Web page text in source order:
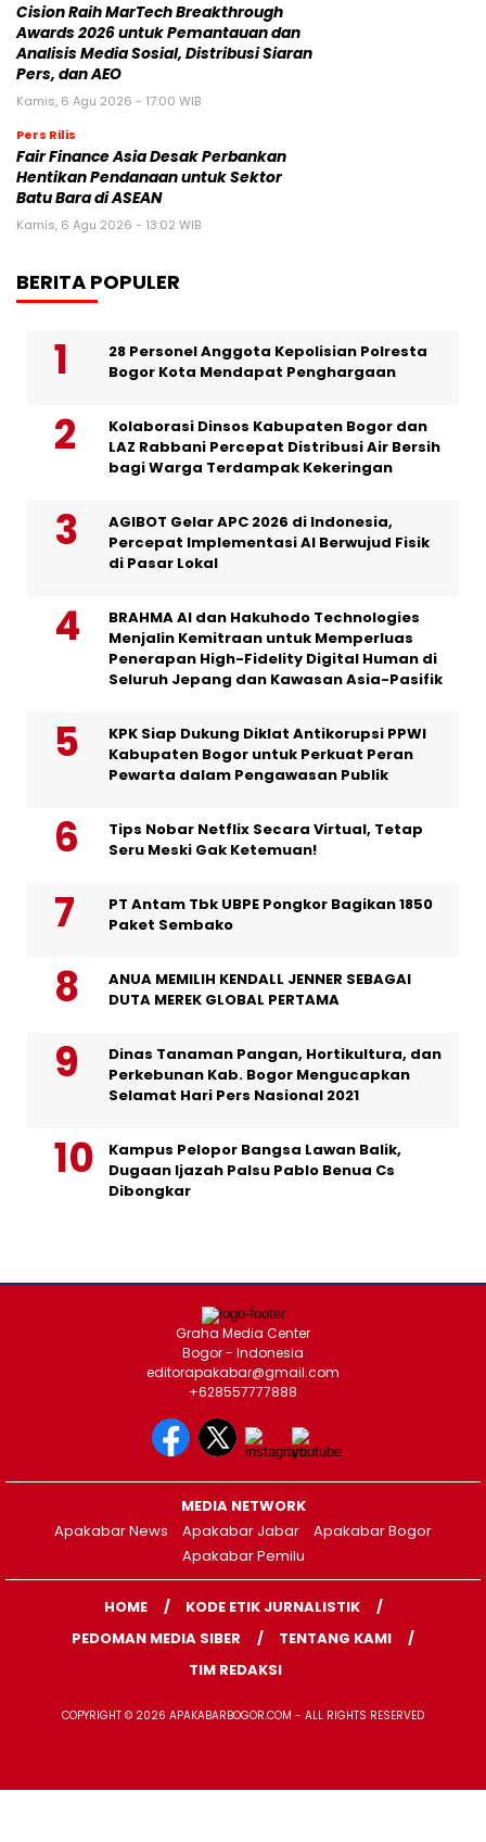
Cision Raih MarTech Breakthrough
Awards 2026 untuk Pemantauan dan
Analisis Media Sosial, Distribusi Siaran
Pers, dan AEO
Kamis, 6 Agu 2026 - 17:00 WIB
Pers Rilis
Fair Finance Asia Desak Perbankan
Hentikan Pendanaan untuk Sektor
Batu Bara di ASEAN
Kamis, 6 Agu 2026 - 13:02 WIB
BERITA POPULER
28 Personel Anggota Kepolisian Polresta
Bogor Kota Mendapat Penghargaan
Kolaborasi Dinsos Kabupaten Bogor dan
LAZ Rabbani Percepat Distribusi Air Bersih
bagi Warga Terdampak Kekeringan
AGIBOT Gelar APC 2026 di Indonesia,
Percepat Implementasi AI Berwujud Fisik
di Pasar Lokal
BRAHMA AI dan Hakuhodo Technologies
Menjalin Kemitraan untuk Memperluas
Penerapan High-Fidelity Digital Human di
Seluruh Jepang dan Kawasan Asia-Pasifik
KPK Siap Dukung Diklat Antikorupsi PPWI
Kabupaten Bogor untuk Perkuat Peran
Pewarta dalam Pengawasan Publik
Tips Nobar Netflix Secara Virtual, Tetap
Seru Meski Gak Ketemuan!
PT Antam Tbk UBPE Pongkor Bagikan 1850
Paket Sembako
ANUA MEMILIH KENDALL JENNER SEBAGAI
DUTA MEREK GLOBAL PERTAMA
Dinas Tanaman Pangan, Hortikultura, dan
Perkebunan Kab. Bogor Mengucapkan
Selamat Hari Pers Nasional 2021
Kampus Pelopor Bangsa Lawan Balik,
Dugaan Ijazah Palsu Pablo Benua Cs
Dibongkar
Graha Media Center
Bogor - Indonesia
editorapakabar@gmail.com
+628557777888
MEDIA NETWORK
Apakabar News
Apakabar Jabar
Apakabar Bogor
Apakabar Pemilu
HOME
KODE ETIK JURNALISTIK
PEDOMAN MEDIA SIBER
TENTANG KAMI
TIM REDAKSI
COPYRIGHT © 2026 APAKABARBOGOR.COM - ALL RIGHTS RESERVED